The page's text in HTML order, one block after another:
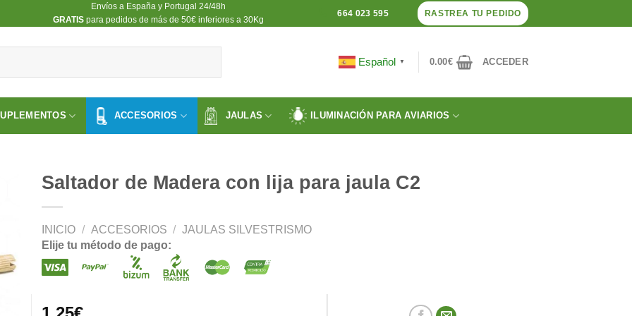
Envíos a España y Portugal 24/48h
​GRATISpara pedidos de más de 50€ inferiores a 30Kg
664 023 595 RASTREA TU PEDIDO
Español ▼ 0.00€ ACCEDER
ACCESORIOS JAULAS ILUMINACIÓN PARA AVIARIOS
Saltador de Madera con lija para jaula C2
INICIO / ACCESORIOS / JAULAS SILVESTRISMO
Elije tu método de pago: